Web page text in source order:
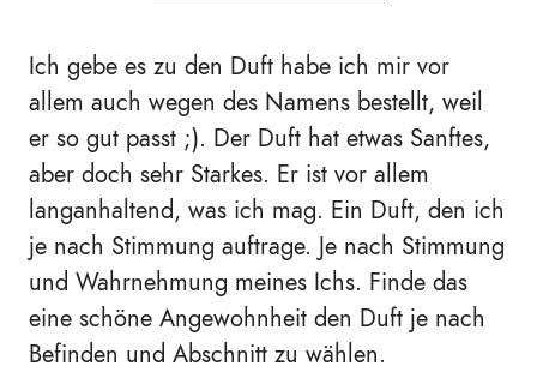
Ich gebe es zu den Duft habe ich mir vor
allem auch wegen des Namens bestellt, weil
er so gut passt ;). Der Duft hat etwas Sanftes,
aber doch sehr Starkes. Er ist vor allem
langanhaltend, was ich mag. Ein Duft, den ich
je nach Stimmung auftrage. Je nach Stimmung
und Wahrnehmung meines Ichs. Finde das
eine schöne Angewohnheit den Duft je nach
Befinden und Abschnitt zu wählen.